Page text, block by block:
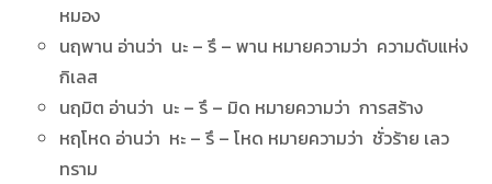
หมอง
นฤพาน อ่านว่า นะ – รึ – พาน หมายความว่า ความดับแห่ง
กิเลส
นฤมิต อ่านว่า นะ – รึ – มิด หมายความว่า การสร้าง
หฤโหด อ่านว่า หะ – รึ – โหด หมายความว่า ชั่วร้าย เลว
ทราม